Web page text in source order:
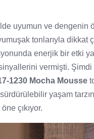
uyumun ve dengenin
tonlarıyla dikkat
enerjik bir etki
vermişti.
1230 Mocha Mousse
yaşam
çıkıyor.